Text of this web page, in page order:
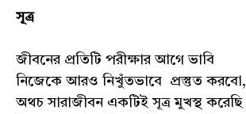
সূত্র
জীবনের প্রতিটি পরীক্ষার আগে ভাবি
নিজেকে আরও নিখুঁতভাবে প্রস্তুত করবো,
অথচ সারাজীবন একটিই সূত্র মুখস্থ করেছি